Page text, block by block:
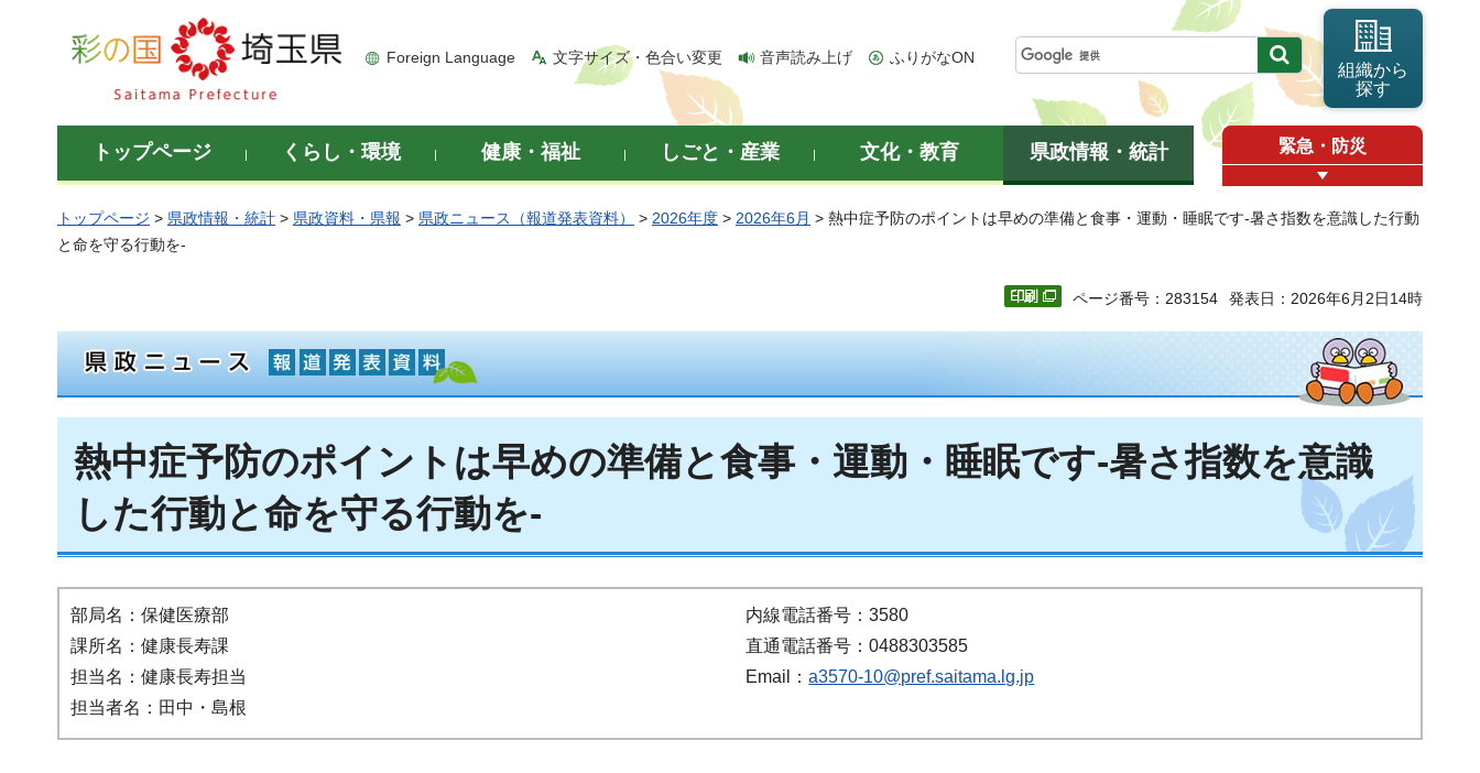
彩の国 埼玉県
Foreign Language 文字サイズ・色合い変更 音声読み上げ ふりがなON
組織から
探す
トップページ くらし・環境 健康・福祉 しごと・産業 文化・教育 県政情報・統計 緊急・防災
トップページ > 県政情報・統計 > 県政資料・県報 > 県政ニュース（報道発表資料） > 2026年度 > 2026年6月 > 熱中症予防のポイントは早めの準備と食事・運動・睡眠です-暑さ指数を意識した行動
と命を守る行動を-
ページ番号：283154 発表日：2026年6月2日14時
熱中症予防のポイントは早めの準備と食事・運動・睡眠です-暑さ指数を意識
した行動と命を守る行動を-
部局名：保健医療部
課所名：健康長寿課
担当名：健康長寿担当
担当者名：田中・島根
内線電話番号：3580
直通電話番号：0488303585
Email：a3570-10@pref.saitama.lg.jp